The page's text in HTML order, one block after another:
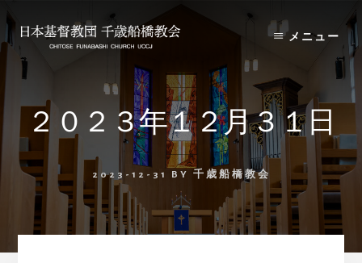
to
content
to
primary
sidebar
メニュー
２０２３年１２月３１日
2023-12-31 BY 千歳船橋教会